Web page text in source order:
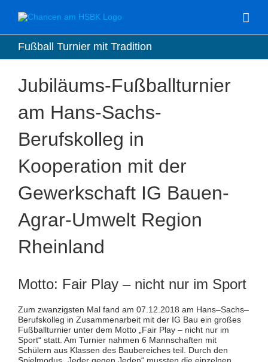
Inhalt
springen
Fußball Turnier mit Tradition
Jubiläums-Fußballturnier
am Hans-Sachs-
Berufskolleg in
Kooperation mit der
Gewerkschaft IG Bauen-
Agrar-Umwelt Region
Rheinland
Motto: Fair Play – nicht nur im Sport
Zum zwanzigsten Mal fand am 07.12.2018 am Hans–Sachs–
Berufskolleg in Zusammenarbeit mit der IG Bau ein großes
Fußballturnier unter dem Motto „Fair Play – nicht nur im
Sport“ statt. Am Turnier nahmen 6 Mannschaften mit
Schülern aus Klassen des Baubereiches teil. Durch den